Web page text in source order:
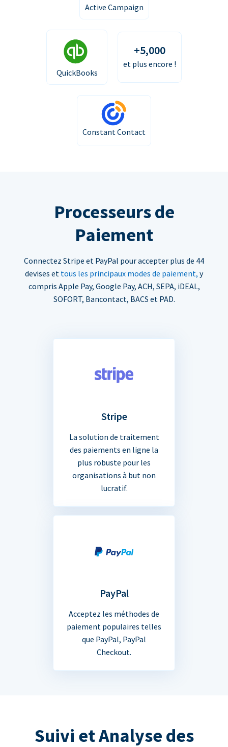
Active Campaign
QuickBooks
+5,000
et plus encore !
Constant Contact
Processeurs de
Paiement
Connectez Stripe et PayPal pour accepter plus de 44
devises et tous les principaux modes de paiement, y
compris Apple Pay, Google Pay, ACH, SEPA, iDEAL,
SOFORT, Bancontact, BACS et PAD.
Stripe
La solution de traitement
des paiements en ligne la
plus robuste pour les
organisations à but non
lucratif.
PayPal
Acceptez les méthodes de
paiement populaires telles
que PayPal, PayPal
Checkout.
Suivi et Analyse des